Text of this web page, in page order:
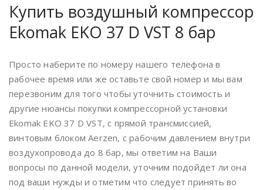
Купить воздушный компрессор
Ekomak EKO 37 D VST 8 бар
Просто наберите по номеру нашего телефона в
рабочее время или же оставьте свой номер и мы вам
перезвоним для того чтобы уточнить стоимость и
другие нюансы покупки компрессорной установки
Ekomak EKO 37 D VST, с прямой трансмиссией,
винтовым блоком Аerzen, с рабочим давлением внутри
воздухопровода до 8 бар, мы ответим на Ваши
вопросы по данной модели, уточним подойдет ли она
под ваши нужды и отметим что следует принять во